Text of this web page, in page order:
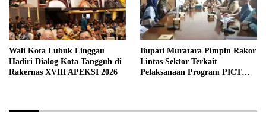
Wali Kota Lubuk Linggau
Hadiri Dialog Kota Tangguh di
Rakernas XVIII APEKSI 2026
Bupati Muratara Pimpin Rakor
Lintas Sektor Terkait
Pelaksanaan Program PICT